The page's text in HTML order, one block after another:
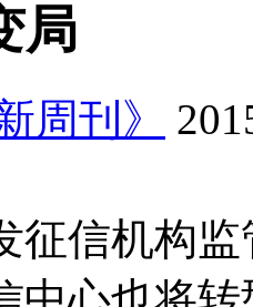
局
周刊》
征信机构